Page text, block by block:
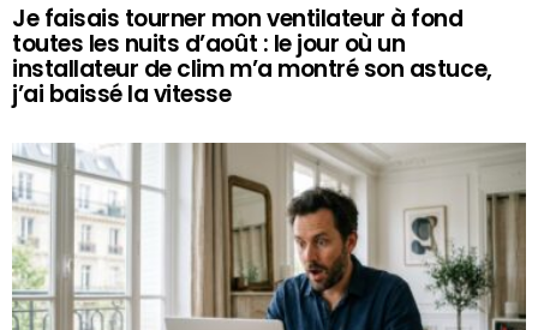
Je faisais tourner mon ventilateur à fond
toutes les nuits d’août : le jour où un
installateur de clim m’a montré son astuce,
j’ai baissé la vitesse